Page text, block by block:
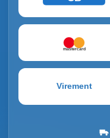
mastercard
Virement